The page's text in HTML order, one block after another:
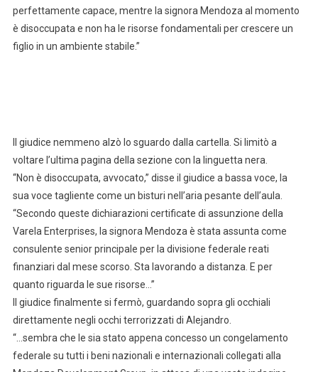
perfettamente capace, mentre la signora Mendoza al momento
è disoccupata e non ha le risorse fondamentali per crescere un
figlio in un ambiente stabile.”
Il giudice nemmeno alzò lo sguardo dalla cartella. Si limitò a
voltare l’ultima pagina della sezione con la linguetta nera.
“Non è disoccupata, avvocato,” disse il giudice a bassa voce, la
sua voce tagliente come un bisturi nell’aria pesante dell’aula.
“Secondo queste dichiarazioni certificate di assunzione della
Varela Enterprises, la signora Mendoza è stata assunta come
consulente senior principale per la divisione federale reati
finanziari dal mese scorso. Sta lavorando a distanza. E per
quanto riguarda le sue risorse…”
Il giudice finalmente si fermò, guardando sopra gli occhiali
direttamente negli occhi terrorizzati di Alejandro.
“…sembra che le sia stato appena concesso un congelamento
federale su tutti i beni nazionali e internazionali collegati alla